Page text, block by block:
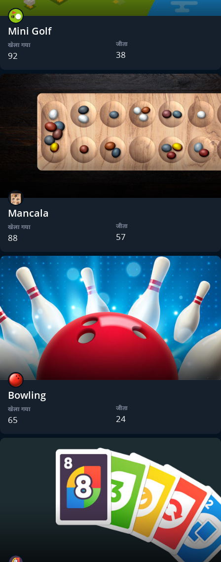
Mini Golf
खेला गया
92
जीता
38
Mancala
खेला गया
88
जीता
57
Bowling
खेला गया
65
जीता
24